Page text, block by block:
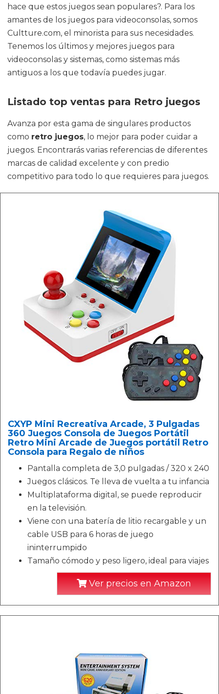
hace que estos juegos sean populares?. Para los
amantes de los juegos para videoconsolas, somos
Cultture.com, el minorista para sus necesidades.
Tenemos los últimos y mejores juegos para
videoconsolas y sistemas, como sistemas más
antiguos a los que todavía puedes jugar.
Listado top ventas para Retro juegos
Avanza por esta gama de singulares productos
como retro juegos, lo mejor para poder cuidar a
juegos. Encontrarás varias referencias de diferentes
marcas de calidad excelente y con predio
competitivo para todo lo que requieres para juegos.
CXYP Mini Recreativa Arcade, 3 Pulgadas
360 Juegos Consola de Juegos Portátil
Retro Mini Arcade de Juegos portátil Retro
Consola para Regalo de niños
Pantalla completa de 3,0 pulgadas / 320 x 240
Juegos clásicos. Te lleva de vuelta a tu infancia
Multiplataforma digital, se puede reproducir
en la televisión.
Viene con una batería de litio recargable y un
cable USB para 6 horas de juego
ininterrumpido
Tamaño cómodo y peso ligero, ideal para viajes
Ver precios en Amazon